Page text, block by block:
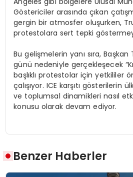
Göstericiler arasında çıkan
gergin bir atmosfer oluşurken,
protestolara sert tepki
Bu gelişmelerin yanı sıra, Başkan
günü nedeniyle gerçekleşecek
başlıklı protestolar için yetkililer
çalışıyor. ICE karşıtı gösterilerin
ve toplumsal dinamikleri nasıl
konusu olarak devam ediyor.
Benzer Haberler